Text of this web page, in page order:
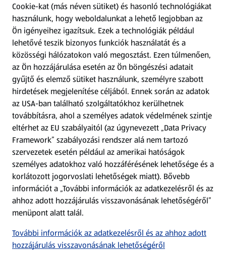
Kérdőív
Fizetési lehetőségek
ALDI utalványok
Árcsökkentés
Adattörlő alkalmazás
Szervizpont
(új oldalon nyílik meg)
Fedezz fel minket az interneten!
Töltsd le az ALDI Magyarország applikációt!
Cookie-kat (más néven sütiket) és hasonló technológiákat
használunk, hogy weboldalunkat a lehető legjobban az
Ön igényeihez igazítsuk. Ezek a technológiák például
lehetővé teszik bizonyos funkciók használatát és a
közösségi hálózatokon való megosztást. Ezen túlmenően,
az Ön hozzájárulása esetén az Ön böngészési adatait
gyűjtő és elemző sütiket használunk, személyre szabott
hirdetések megjelenítése céljából. Ennek során az adatok
az USA-ban található szolgáltatókhoz kerülhetnek
továbbításra, ahol a személyes adatok védelmének szintje
eltérhet az EU szabályaitól (az úgynevezett „Data Privacy
Framework” szabályozási rendszer alá nem tartozó
szervezetek esetén például az amerikai hatóságok
személyes adatokhoz való hozzáférésének lehetősége és a
korlátozott jogorvoslati lehetőségek miatt). Bővebb
információt a „További információk az adatkezelésről és az
ahhoz adott hozzájárulás visszavonásának lehetőségéről”
menüpont alatt talál.
További információk az adatkezelésről és az ahhoz adott
hozzájárulás visszavonásának lehetőségéről